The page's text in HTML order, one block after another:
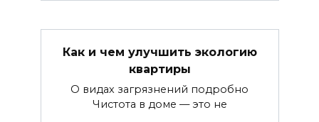
Как и чем улучшить экологию
квартиры
О видах загрязнений подробно
Чистота в доме — это не